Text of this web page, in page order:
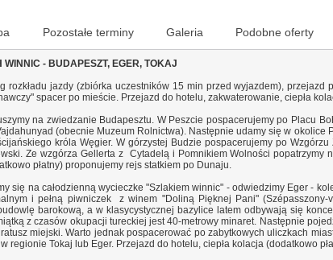
Pozostałe terminy Galeria Podobne oferty
- BUDAPESZT, EGER, TOKAJ
rozkładu jazdy (zbiórka uczestników 15 min przed wyjazdem),
spacer po mieście. Przejazd do hotelu, zakwaterowanie, ciepła
na zwiedzanie Budapesztu. W Peszcie pospacerujemy po Placu
(obecnie Muzeum Rolnictwa). Następnie udamy się w
króla Węgier. W górzystej Budzie pospacerujemy po
Ze wzgórza Gellerta z Cytadelą i Pomnikiem Wolności popatrzymy
płatny) proponujemy rejs statkiem po Dunaju.
się na całodzienną wycieczke "Szlakiem winnic" - odwiedzimy Eger -
i pełną piwniczek z winem "Doliną Pięknej Pani"
barokową, a w klasycystycznej bazylice latem odbywają się
z czasów okupacji tureckiej jest 40-metrowy minaret. Następnie
miejski. Warto jednak pospacerować po zabytkowych uliczkach
regionie Tokaj lub Eger. Przejazd do hotelu, ciepła kolacja (dodatkowo